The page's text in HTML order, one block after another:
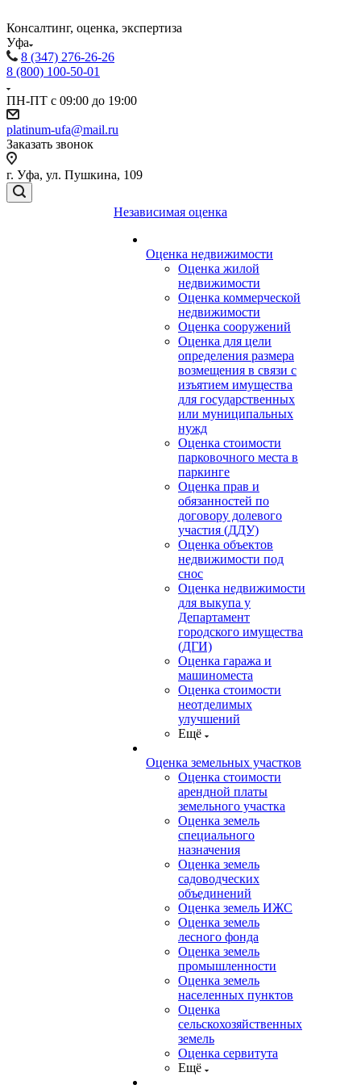
Консалтинг, оценка, экспертиза
Уфа
8 (347) 276-26-26
8 (800) 100-50-01
ПН-ПТ с 09:00 до 19:00
platinum-ufa@mail.ru
Заказать звонок
г. Уфа, ул. Пушкина, 109
Независимая оценка
Оценка недвижимости
Оценка жилой
недвижимости
Оценка коммерческой
недвижимости
Оценка сооружений
Оценка для цели
определения размера
возмещения в связи с
изъятием имущества
для государственных
или муниципальных
нужд
Оценка стоимости
парковочного места в
паркинге
Оценка прав и
обязанностей по
договору долевого
участия (ДДУ)
Оценка объектов
недвижимости под
снос
Оценка недвижимости
для выкупа у
Департамент
городского имущества
(ДГИ)
Оценка гаража и
машиноместа
Оценка стоимости
неотделимых
улучшений
Ещё
Оценка земельных участков
Оценка стоимости
арендной платы
земельного участка
Оценка земель
специального
назначения
Оценка земель
садоводческих
объединений
Оценка земель ИЖС
Оценка земель
лесного фонда
Оценка земель
промышленности
Оценка земель
населенных пунктов
Оценка
сельскохозяйственных
земель
Оценка сервитута
Ещё